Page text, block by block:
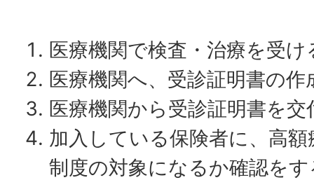
医療機関で検査・治療を受け
医療機関へ、受診証明書の
医療機関から受診証明書を
加入している保険者に、高
制度の対象になるか確認を